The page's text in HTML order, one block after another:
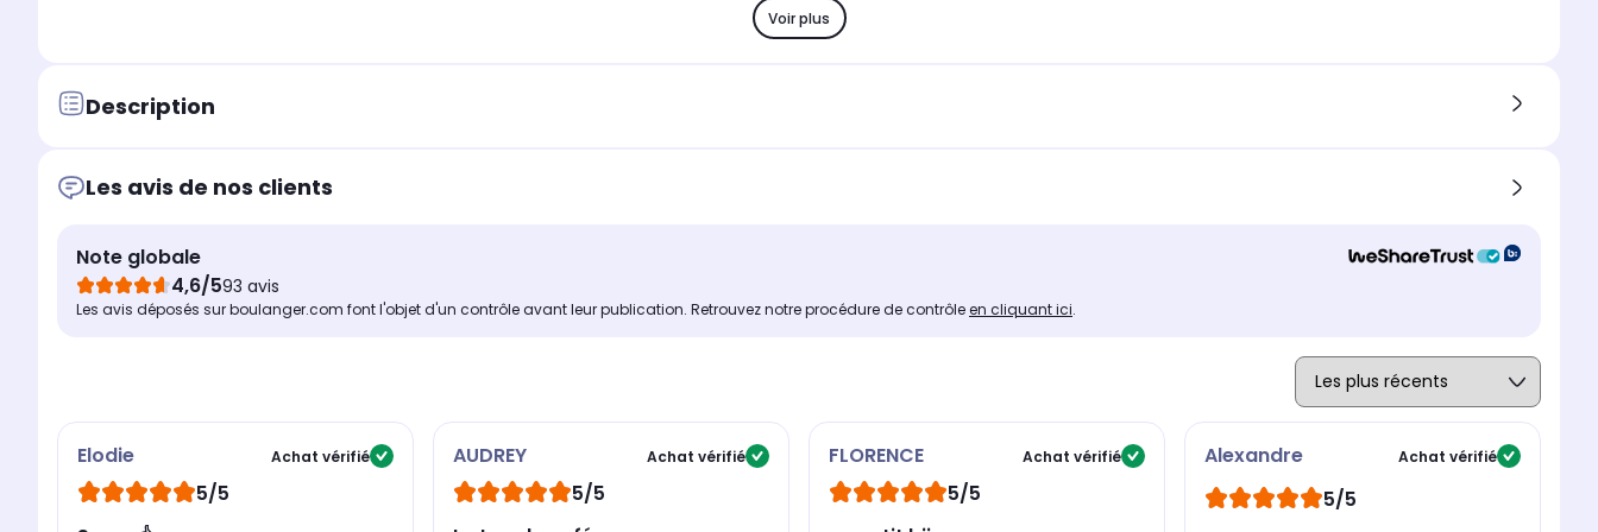
Voir plus
Description
Les avis de nos clients
Note globale
4,6/593 avis
Les avis déposés sur boulanger.com font l'objet d'un contrôle avant leur publication. Retrouvez notre procédure de contrôleen cliquant ici.
Elodie Achat vérifié
5/5
AUDREY Achat vérifié
5/5
FLORENCE Achat vérifié
5/5
Alexandre Achat vérifié
5/5